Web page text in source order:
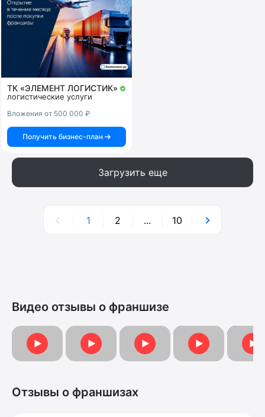
ТК «ЭЛЕМЕНТ ЛОГИСТИК»
логистические услуги
Вложения от 500 000 ₽
Получить бизнес-план
Загрузить еще
1 2 ... 10
Видео отзывы о франшизе
Видеоотзыв от Марии
Видеоотзыв
Видеоотзыв от Анны
ВидеоотзывОтзыв
Отзывы о франшизах